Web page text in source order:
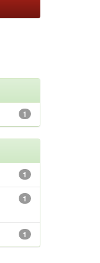
1
1
1
1